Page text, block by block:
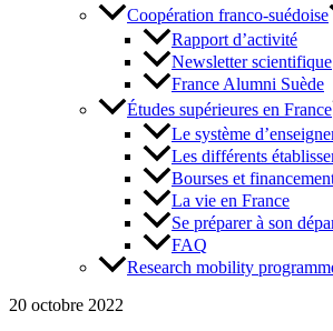
Coopération franco-suédoise
Rapport d’activité
Newsletter scientifique
France Alumni Suède
Études supérieures en France
Le système
Les différents
Bourses et
La vie en France
Se préparer à son
FAQ
Research mobility
20 octobre 2022